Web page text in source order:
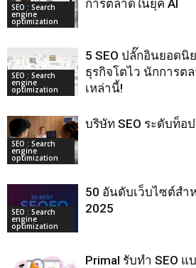
SEO : Search
engine
optimization
การตลาดในยุค AI
SEO : Search
engine
optimization
5 SEO ปลั๊กอินยอดนิ
ธุรกิจโตไว นักการต
เหล่านี้!
SEO : Search
engine
optimization
บริษัท SEO ระดับท็อ
SEO : Search
engine
optimization
50 อันดับเว็บไซต์สำ
2025
Primal รับทำ SEO